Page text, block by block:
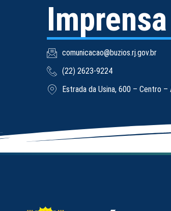
Imprensa
comunicacao@buzios.rj.gov.br
(22) 2623-9224
Estrada da Usina, 600 – Centro